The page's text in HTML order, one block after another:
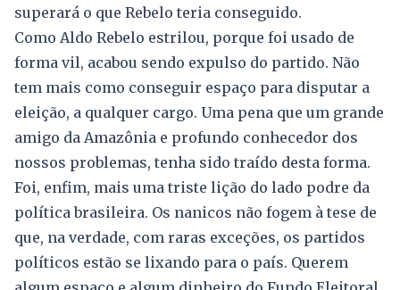
superará o que Rebelo teria conseguido.
Como Aldo Rebelo estrilou, porque foi usado de
forma vil, acabou sendo expulso do partido. Não
tem mais como conseguir espaço para disputar a
eleição, a qualquer cargo. Uma pena que um grande
amigo da Amazônia e profundo conhecedor dos
nossos problemas, tenha sido traído desta forma.
Foi, enfim, mais uma triste lição do lado podre da
política brasileira. Os nanicos não fogem à tese de
que, na verdade, com raras exceções, os partidos
políticos estão se lixando para o país. Querem